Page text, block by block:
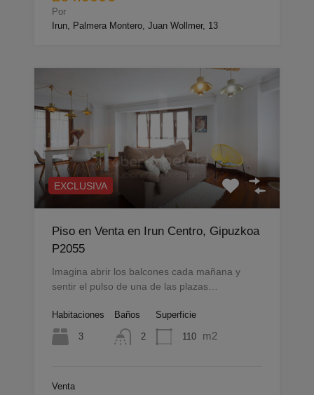
Por
Irun, Palmera Montero, Juan Wollmer, 13
EXCLUSIVA
Piso en Venta en Irun Centro, Gipuzkoa
P2055
Imagina abrir los balcones cada mañana y
sentir el pulso de una de las plazas…
Habitaciones
3
Baños
2
Superficie
110 m2
Venta